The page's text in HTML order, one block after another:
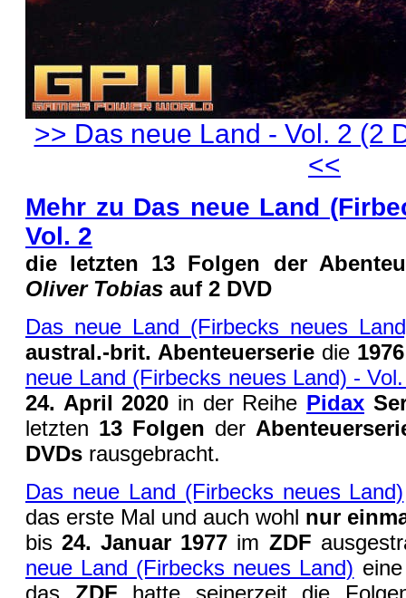
>> Das neue Land - Vol. 2 (2
<<
Mehr zu Das neue Land
Vol. 2
die letzten 13 Folgen der
Oliver Tobias auf 2 DVD
Das neue Land (Firbecks neues
austral.-brit. Abenteuerserie die
neue Land (Firbecks neues Land) -
24. April 2020 in der Reihe Pidax
letzten 13 Folgen der
DVDs rausgebracht.
Das neue Land (Firbecks neues Land)
das erste Mal und auch wohl nur
bis24. Januar 1977 im ZDF
neue Land (Firbecks neues Land)